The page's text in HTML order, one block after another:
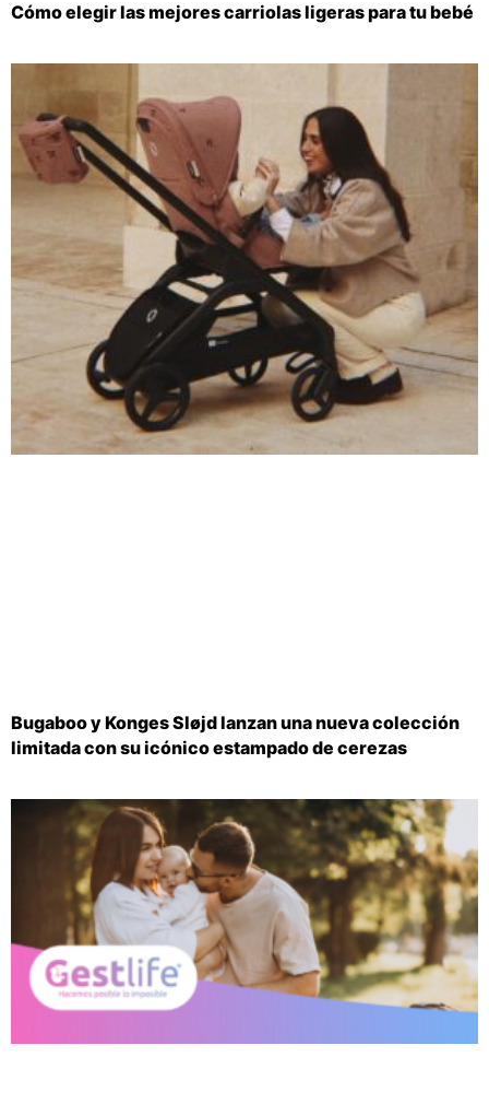
Cómo elegir las mejores carriolas ligeras para tu bebé
Bugaboo y Konges Sløjd lanzan una nueva colección
limitada con su icónico estampado de cerezas